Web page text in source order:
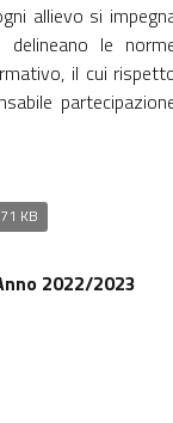
allievo si
le
il cui
KB
2022/2023